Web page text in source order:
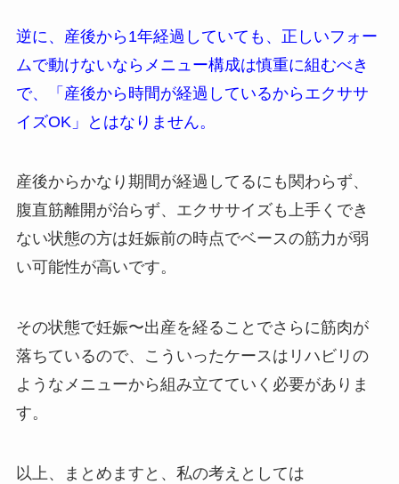
逆に、産後から1年経過していても、正しいフォー
ムで動けないならメニュー構成は慎重に組むべき
で、「産後から時間が経過しているからエクササ
イズOK」とはなりません。
産後からかなり期間が経過してるにも関わらず、
腹直筋離開が治らず、エクササイズも上手くでき
ない状態の方は妊娠前の時点でベースの筋力が弱
い可能性が高いです。
その状態で妊娠〜出産を経ることでさらに筋肉が
落ちているので、こういったケースはリハビリの
ようなメニューから組み立てていく必要がありま
す。
以上、まとめますと、私の考えとしては